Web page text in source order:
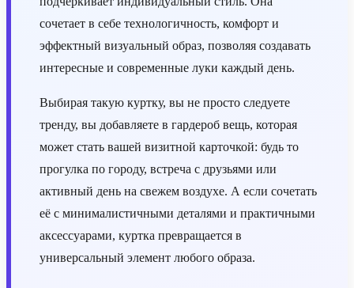
сочетает в себе технологичность, комфорт и
эффектный визуальный образ, позволяя создавать
интересные и современные луки каждый день.
Выбирая такую куртку, вы не просто следуете
тренду, вы добавляете в гардероб вещь, которая
может стать вашей визитной карточкой: будь то
прогулка по городу, встреча с друзьями или
активный день на свежем воздухе. А если сочетать
её с минималистичными деталями и практичными
аксессуарами, куртка превращается в
универсальный элемент любого образа.